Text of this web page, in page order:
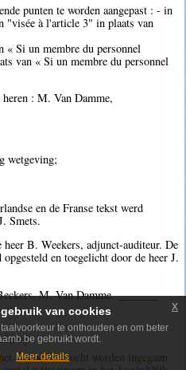
punten te worden aangepast : - in
"visée à l'article 3" in plaats van
Si un membre du personnel
van « Si un membre du personnel
: M. Van Damme,
wetgeving;
en de Franse tekst werd
Smets.
B. Weekers, adjunct-auditeur. De
en toegelicht door de heer J.
M. Van Damme. _______
vierde lid mocht worden ingegaan
van cookies
te onthouden en om beter
gebruikt wordt.
Meer details
x